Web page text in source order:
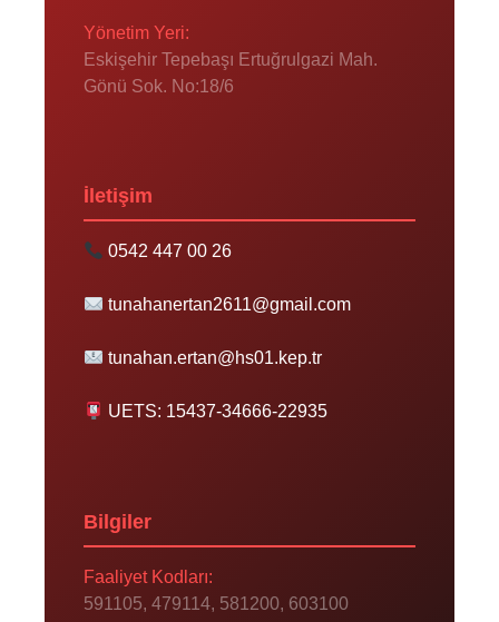
Yönetim Yeri:
Eskişehir Tepebaşı Ertuğrulgazi Mah.
Gönü Sok. No:18/6
İletişim
0542 447 00 26
tunahanertan2611@gmail.com
tunahan.ertan@hs01.kep.tr
UETS: 15437-34666-22935
Bilgiler
Faaliyet Kodları:
591105, 479114, 581200, 603100